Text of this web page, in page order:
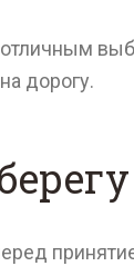
дорогу.